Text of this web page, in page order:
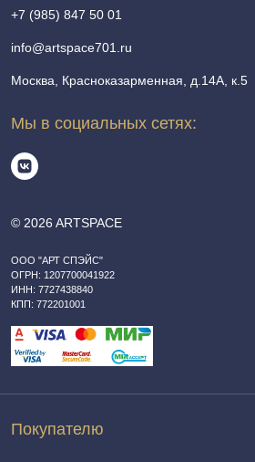
© 2026 ARTSPACE
ООО "АРТ СПЭЙС"
ОГРН: 1207700041922
ИНН: 7727438840
КПП: 772201001
Покупателю
+7 (985) 847 50 01
info@artspace701.ru
Москва, Красноказарменная, д.14А, к.5
Мы в социальных сетях: